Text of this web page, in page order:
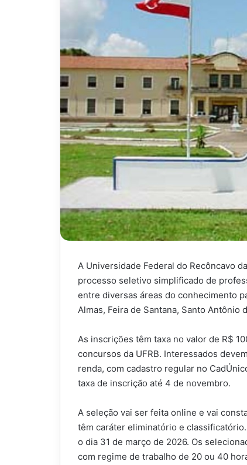
A Universidade Federal do Recôncavo
processo seletivo simplificado de
entre diversas áreas do conhecimento
Almas, Feira de Santana, Santo Antônio
As inscrições têm taxa no valor de R$
concursos da UFRB. Interessados
renda, com cadastro regular no
taxa de inscrição até 4 de novembro.
A seleção vai ser feita online e vai
têm caráter eliminatório e
o dia 31 de março de 2026. Os
com regime de trabalho de 20 ou 40